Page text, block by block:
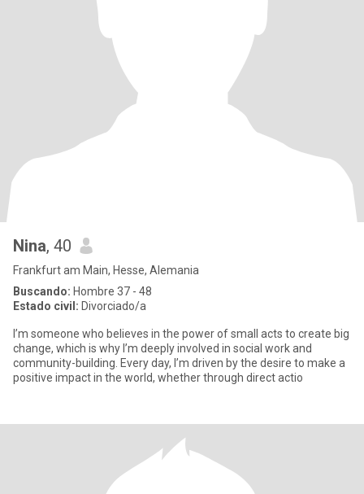
Nina, 40
Frankfurt am Main, Hesse, Alemania
Buscando: Hombre 37 - 48
Estado civil: Divorciado/a
I’m someone who believes in the power of small acts to create big
change, which is why I’m deeply involved in social work and
community-building. Every day, I’m driven by the desire to make a
positive impact in the world, whether through direct actio